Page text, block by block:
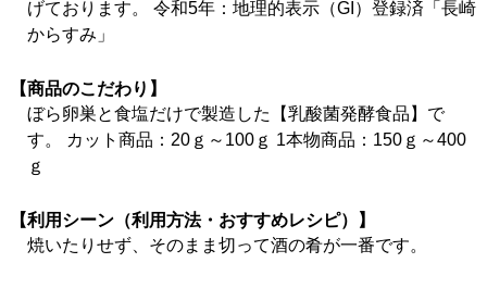
げております。 令和5年：地理的表示（GI）登録済「長崎
からすみ」
【商品のこだわり】
ぼら卵巣と食塩だけで製造した【乳酸菌発酵食品】で
す。 カット商品：20ｇ～100ｇ 1本物商品：150ｇ～400
ｇ
【利用シーン（利用方法・おすすめレシピ）】
焼いたりせず、そのまま切って酒の肴が一番です。